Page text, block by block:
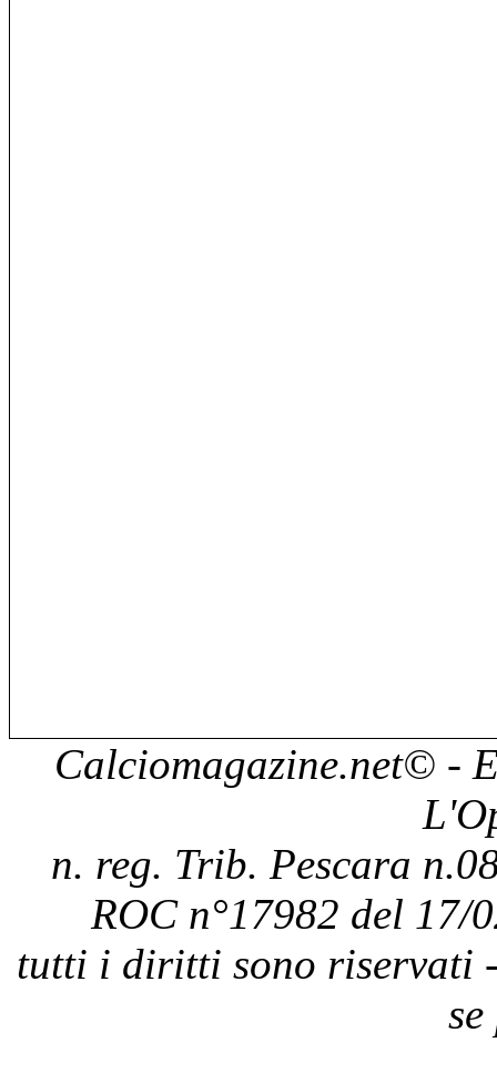
Calciomagazine.net© -
n. reg. Trib. Pescara
ROC n°17982 del 17/
tutti i diritti sono riservati